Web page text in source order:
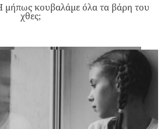
μήπως κουβαλάμε όλα τα βάρη του
χθες;